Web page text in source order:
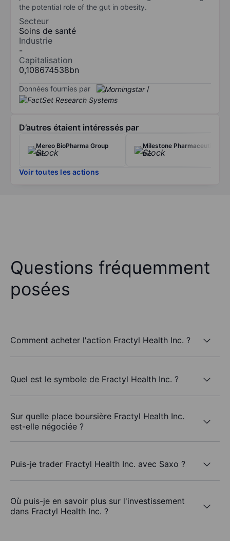
the potential role of the gut in obesity.
Secteur
Soins de santé
Industrie
-
Capitalisation
0,108674538bn
Données fournies par /
D’autres étaient intéressés par
Mereo BioPharma Group
Plc
Milestone Pharmaceuticals
Inc.
Voir toutes les actions
Questions fréquemment
posées
Comment acheter l'action Fractyl Health Inc. ?
Quel est le symbole de Fractyl Health Inc. ?
Sur quelle place boursière Fractyl Health Inc.
est-elle négociée ?
Puis-je trader Fractyl Health Inc. avec Saxo ?
Où puis-je en savoir plus sur l'investissement
dans Fractyl Health Inc. ?